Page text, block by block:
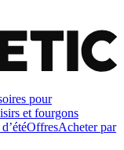
pour
et fourgons
OffresAcheter par